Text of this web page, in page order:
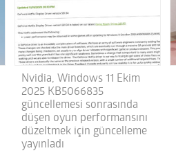
Nvidia, Windows 11 Ekim
2025 KB5066835
güncellemesi sonrasında
düşen oyun performansını
düzeltmek için güncelleme
yayınladı